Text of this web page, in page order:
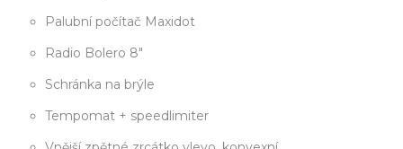
Palubní počítač Maxidot
Radio Bolero 8"
Schránka na brýle
Tempomat + speedlimiter